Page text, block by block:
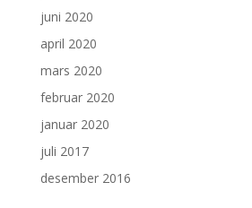
juni 2020
april 2020
mars 2020
februar 2020
januar 2020
juli 2017
desember 2016